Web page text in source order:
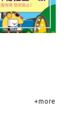
+more